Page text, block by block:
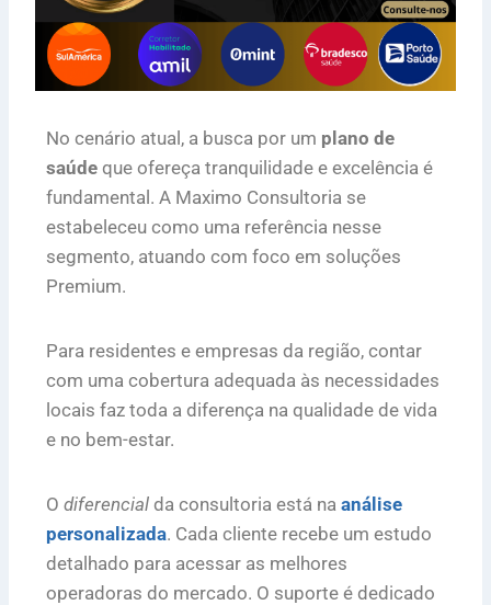
No cenário atual, a busca por um plano de
saúde que ofereça tranquilidade e excelência é
fundamental. A Maximo Consultoria se
estabeleceu como uma referência nesse
segmento, atuando com foco em soluções
Premium.
Para residentes e empresas da região, contar
com uma cobertura adequada às necessidades
locais faz toda a diferença na qualidade de vida
e no bem-estar.
O diferencial da consultoria está na análise
personalizada. Cada cliente recebe um estudo
detalhado para acessar as melhores
operadoras do mercado. O suporte é dedicado